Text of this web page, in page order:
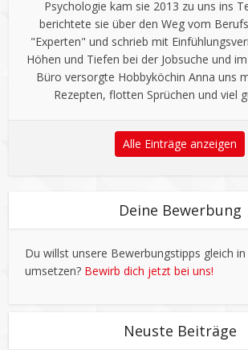
Psychologie kam sie 2013 zu uns ins
berichtete sie über den Weg vom
"Experten" und schrieb mit
Höhen und Tiefen bei der Jobsuche und
Büro versorgte Hobbyköchin Anna uns
Rezepten, flotten Sprüchen und viel
Alle Einträge anzeigen
Deine Bewerbung
Du willst unsere Bewerbungstipps gleich
umsetzen? Bewirb dich jetzt bei uns!
Neuste Beiträge